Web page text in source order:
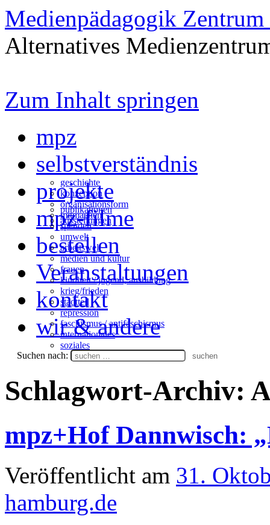
Medienpädagogik Zentrum
Alternatives
Zum Inhalt springen
mpz
selbstverständnis
geschichte
konzeption
organisationsform
mitmachen
spenden
projekte
publikationen
ausstellungen
mpz-filme
umwelt
arbeitswelt
medien und kultur
frauen
kindheit / jugend, ausbildung
krieg/frieden
stadtteil
repression
faschismus / antifaschismus
internationales
soziales
bestellen
Veranstaltungen
kontakt
wir & andere
Suchen nach:
Schlagwort-Archiv:
mpz+Hof Dannwisch:
Veröffentlicht am 31.
hamburg.de